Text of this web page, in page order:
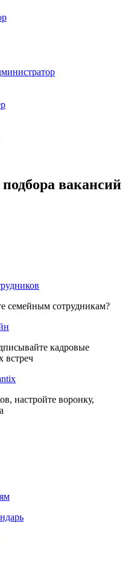
вакансий
семейным сотрудникам?
кадровые
встреч
настройте воронку,